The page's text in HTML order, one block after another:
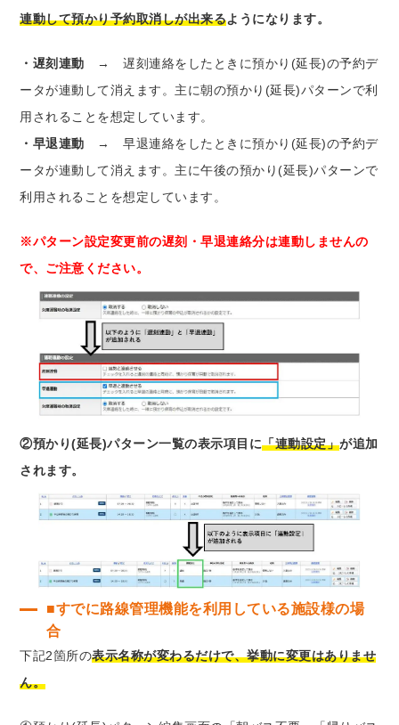
連動して預かり予約取消しが出来るようになります。
・遅刻連動 → 遅刻連絡をしたときに預かり(延長)の予約デ
ータが連動して消えます。主に朝の預かり(延長)パターンで利
用されることを想定しています。
・早退連動 → 早退連絡をしたときに預かり(延長)の予約デ
ータが連動して消えます。主に午後の預かり(延長)パターンで
利用されることを想定しています。
※パターン設定変更前の遅刻・早退連絡分は連動しませんの
で、ご注意ください。
②預かり(延長)パターン一覧の表示項目に「連動設定」が追加
されます。
■すでに路線管理機能を利用している施設様の場
合
下記2箇所の表示名称が変わるだけで、挙動に変更はありませ
ん。